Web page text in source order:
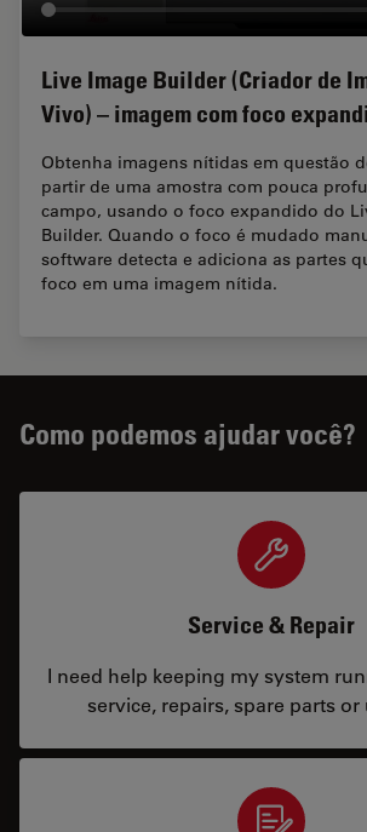
Live Image Builder (Criador de
Vivo) – imagem com foco
Obtenha imagens nítidas em questão
partir de uma amostra com pouca
campo, usando o foco expandido do
Builder. Quando o foco é mudado
software detecta e adiciona as partes
foco em uma imagem nítida.
Como podemos ajudar você?
Service & Repair
I need help keeping my system
service, repairs, spare parts or